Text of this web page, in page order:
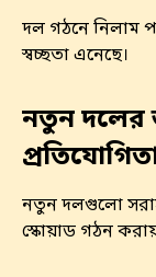
দল গঠনে নিলাম
স্বচ্ছতা এনেছে।
নতুন দলের
নতুন দলগুলো
স্কোয়াড গঠন করায়